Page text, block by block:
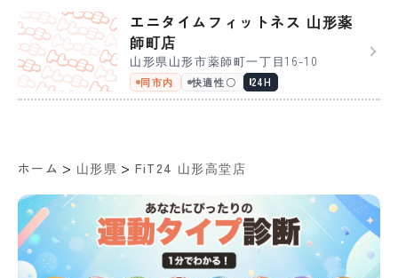
エニタイムフィットネス 山形薬
師町店
山形県山形市薬師町一丁目16-10
同市内 快適性〇 24H
ホーム > 山形県 > FiT24 山形高堂店